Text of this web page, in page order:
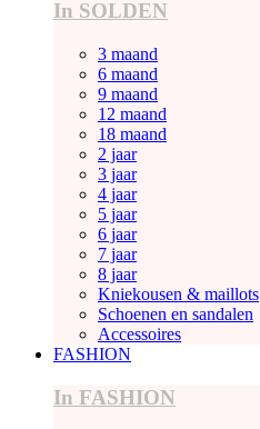
In SOLDEN
3 maand
6 maand
9 maand
12 maand
18 maand
2 jaar
3 jaar
4 jaar
5 jaar
6 jaar
7 jaar
8 jaar
Kniekousen & maillots
Schoenen en sandalen
Accessoires
FASHION
In FASHION